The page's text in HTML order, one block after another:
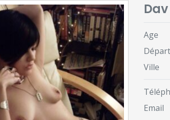
Dav
Age
Ville
Email